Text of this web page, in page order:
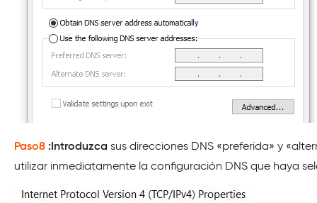
Paso8 :Introduzca sus direcciones DNS «preferida» y
utilizar inmediatamente la configuración DNS que haya